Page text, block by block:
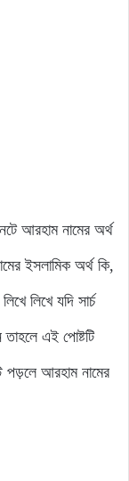
আরহাম নামের অর্থ
ইসলামিক অর্থ কি,
লিখে যদি সার্চ
তাহলে এই পোষ্টটি
আরহাম নামের